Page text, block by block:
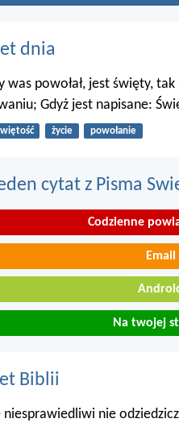
dnia
was powołał, jest święty,
Gdyż jest napisane:
życie powołanie
cytat z Pisma
Codzienne
Email
Na twojej
Biblii
niesprawiedliwi nie